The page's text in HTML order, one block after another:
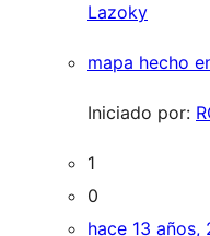
Lazoky
mapa hecho
Iniciado por:
1
0
hace 13 años,